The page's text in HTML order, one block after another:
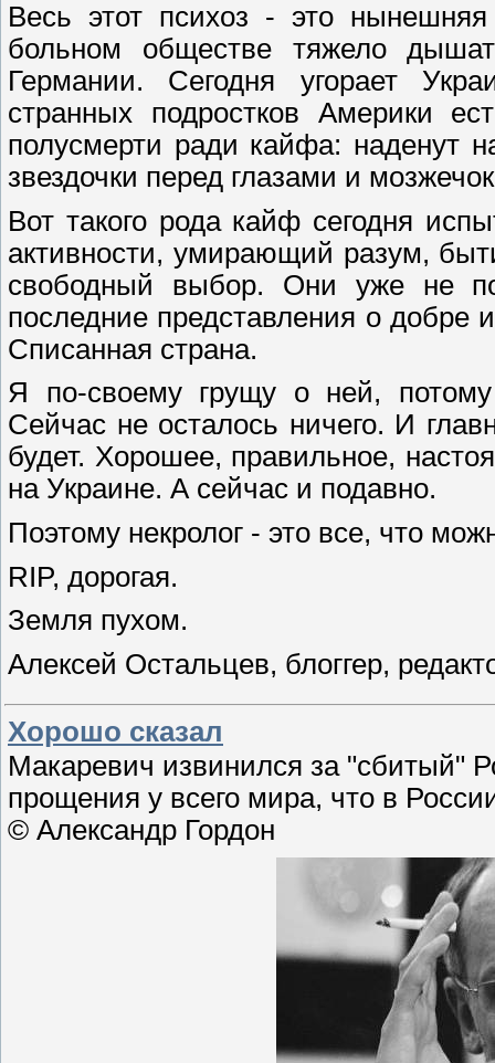
Весь этот психоз - это
больном обществе тяжело
Германии. Сегодня угорает
странных подростков Америки
полусмерти ради кайфа: наденут
звездочки перед глазами и
Вот такого рода кайф сегодня
активности, умирающий разум,
свободный выбор. Они уже не
последние представления о
Списанная страна.
Я по-своему грущу о ней,
Сейчас не осталось ничего. И
будет. Хорошее, правильное,
на Украине. А сейчас и подавно.
Поэтому некролог - это все, что
RIP, дорогая.
Земля пухом.
Алексей Остальцев, блоггер,
Хорошо сказал
Макаревич извинился за "сбитый"
прощения у всего мира, что в
© Александр Гордон